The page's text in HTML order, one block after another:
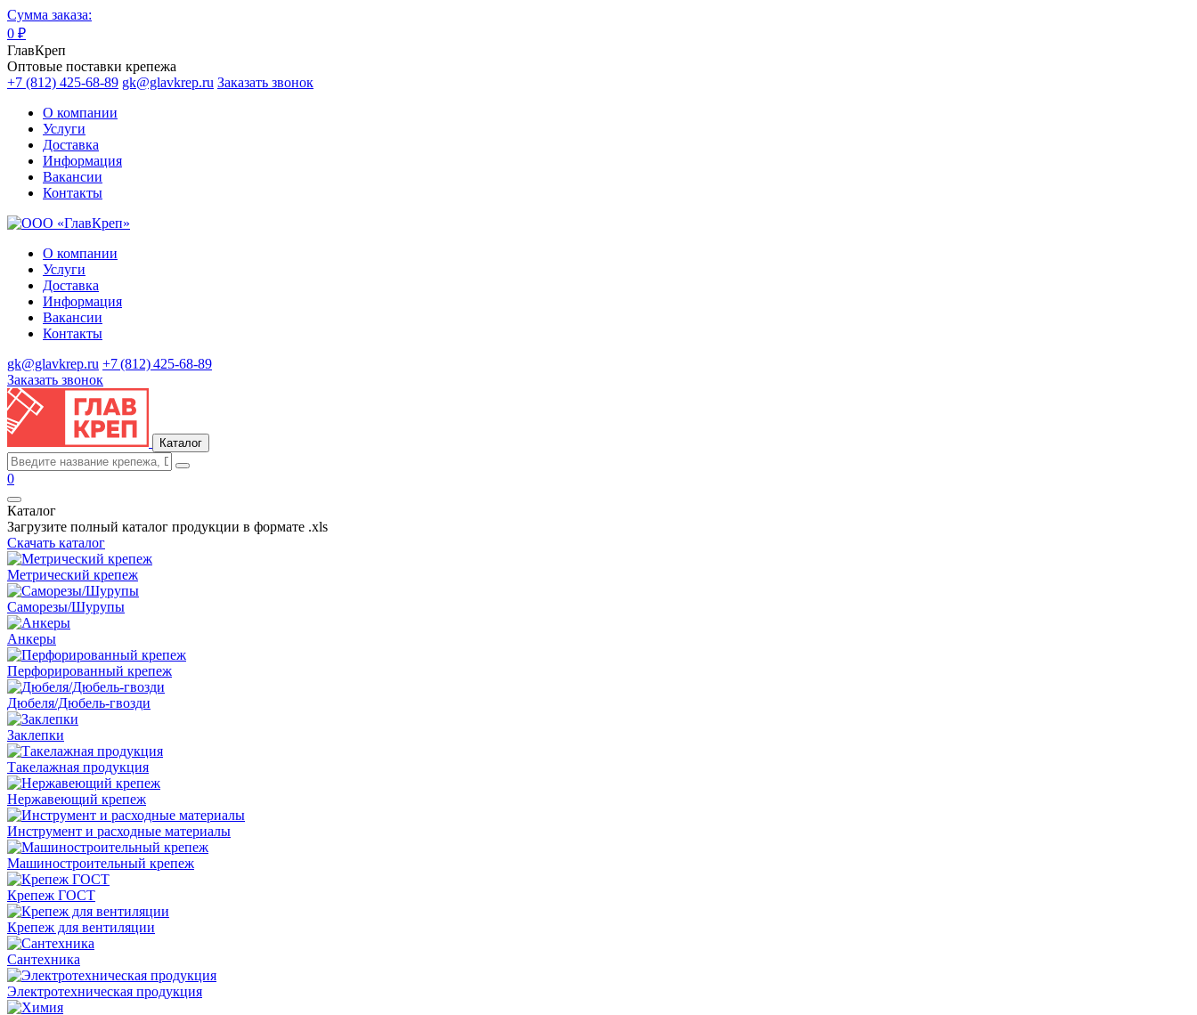
Сумма заказа:
0 ₽
ГлавКреп
Оптовые поставки крепежа
+7 (812) 425-68-89 gk@glavkrep.ru Заказать звонок
О компании
Услуги
Доставка
Информация
Вакансии
Контакты
О компании
Услуги
Доставка
Информация
Вакансии
Контакты
gk@glavkrep.ru +7 (812) 425-68-89
Заказать звонок
Каталог
0
Каталог
Загрузите полный каталог продукции в формате .xls
Скачать каталог
Метрический крепеж
Саморезы/Шурупы
Анкеры
Перфорированный крепеж
Дюбеля/Дюбель-гвозди
Заклепки
Такелажная продукция
Нержавеющий крепеж
Инструмент и расходные материалы
Машиностроительный крепеж
Крепеж ГОСТ
Крепеж для вентиляции
Сантехника
Электротехническая продукция